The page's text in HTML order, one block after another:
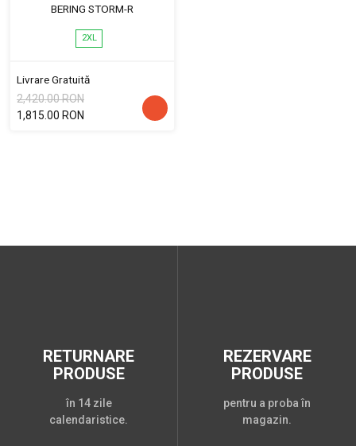
BERING STORM-R
2XL
Livrare Gratuită
2,420.00 RON
1,815.00 RON
RETURNARE
PRODUSE
în 14 zile
calendaristice.
REZERVARE
PRODUSE
pentru a proba în
magazin.